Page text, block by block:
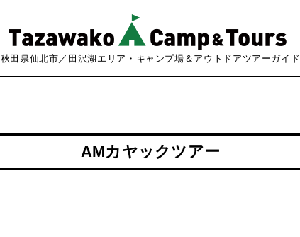
秋田県仙北市／田沢湖エリア・キャンプ場＆アウトドアツアーガイド
AMカヤックツアー